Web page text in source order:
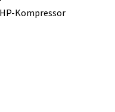
Kompressor